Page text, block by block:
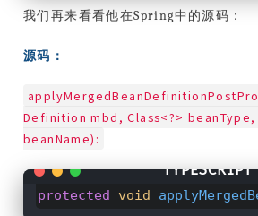
我们再来看看他在Spring中的源码：
源码：
Definition mbd, Class<?>
beanName):
protected void